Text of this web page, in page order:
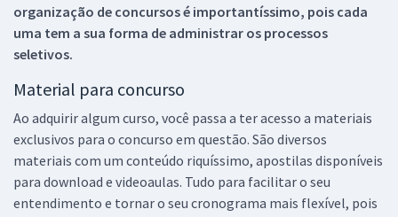
organização de concursos é importantíssimo, pois cada
uma tem a sua forma de administrar os processos
seletivos.
Material para concurso
Ao adquirir algum curso, você passa a ter acesso a materiais
exclusivos para o concurso em questão. São diversos
materiais com um conteúdo riquíssimo, apostilas disponíveis
para download e videoaulas. Tudo para facilitar o seu
entendimento e tornar o seu cronograma mais flexível, pois